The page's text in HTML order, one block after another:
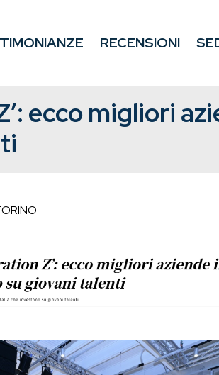
RECENSIONI
ecco migliori